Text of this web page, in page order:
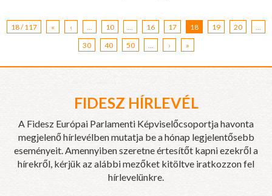
18 / 117 « ‹ 10 16 17 18 19 20
30
40 50 › »
FIDESZ HÍRLEVÉL
A Fidesz Európai Parlamenti Képviselőcsoportja havonta
megjelenő hírlevélben mutatja be a hónap legjelentősebb
eseményeit. Amennyiben szeretne értesítőt kapni ezekről a
hírekről, kérjük az alábbi mezőket kitöltve iratkozzon fel
hírlevelünkre.